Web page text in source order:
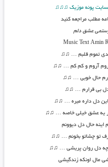
پونه موزیک ♫♫♫
مطلب مراجعه کنید
عشق دلم
Music Text Amin
تموم قلبم … ♫♫
آروم و کم کم … ♫♫
حال خوبی … ♫♫
بی قرارم … ♫♫
دل داره میره … ♫♫
یه عشق خیلی خاصه … ♫♫
اینه حال دل دیوونم
تو چشاتو بخونم … ♫♫
دل روان پریشی … ♫♫
مال اونکه زندگیشی